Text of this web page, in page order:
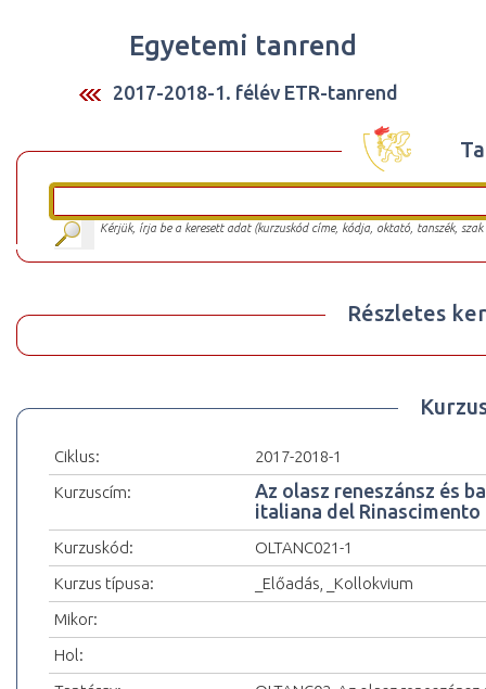
Egyetemi tanrend
2017-2018-1. félév ETR-tanrend
Kérjük, írja be a keresett adat (kurzuskód címe, kódja, oktató, tanszék,
Részletes
Ciklus:
2017-2018-1
Kurzuscím:
Az olasz reneszánsz és
italiana del Rinascimento
Kurzuskód:
OLTANC021-1
Kurzus típusa:
_Előadás, _Kollokvium
Mikor:
Hol: